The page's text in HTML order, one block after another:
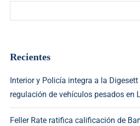
Recientes
Interior y Policía integra a la
regulación de vehículos pesados en
Feller Rate ratifica calificación de